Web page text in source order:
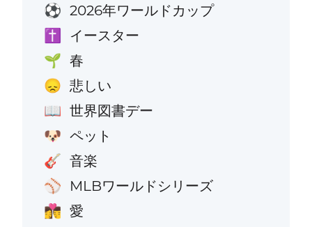
⚽ 2026年ワールドカップ
✝️ イースター
🌱 春
😞 悲しい
📖 世界図書デー
🐶 ペット
🎸 音楽
⚾ MLBワールドシリーズ
👩‍❤️‍💋‍👨 愛